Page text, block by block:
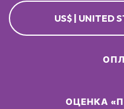
US$ | UNITED
ОЦЕНКА